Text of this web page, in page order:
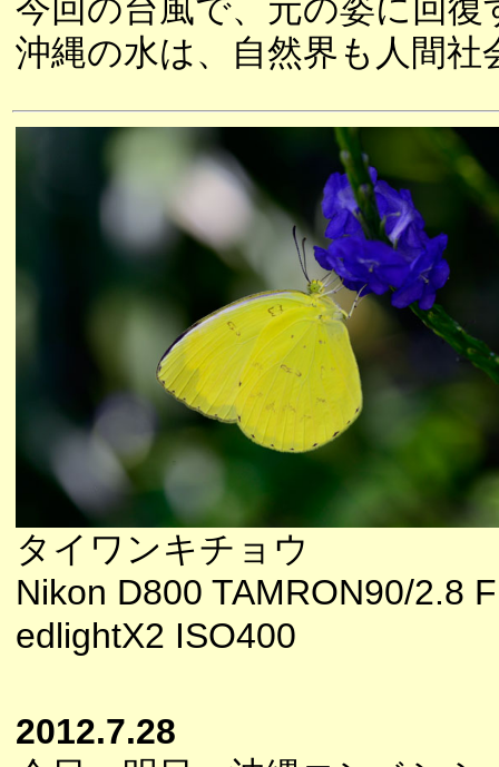
今回の台風で、元の姿に回
沖縄の水は、自然界も人間
タイワンキチョウ
Nikon D800 TAMRON90/2.8
edlightX2 ISO400
2012.7.28